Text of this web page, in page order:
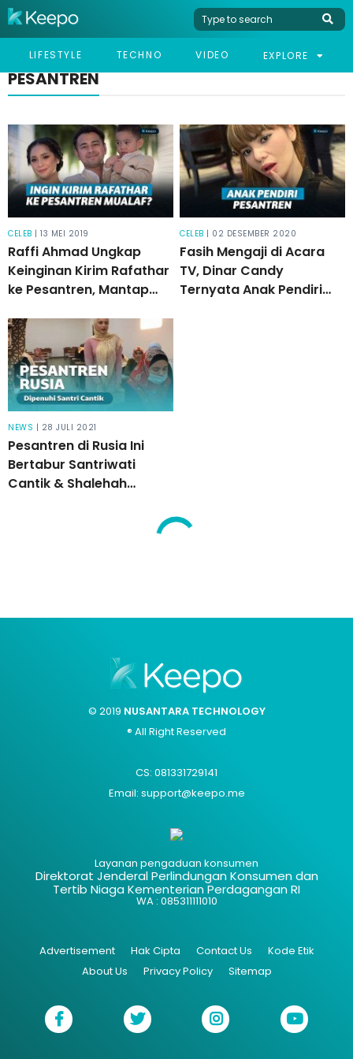
LIFESTYLE TECHNO VIDEO EXPLORE
PESANTREN
CELEB | 13 MEI 2019
Raffi Ahmad Ungkap
Keinginan Kirim Rafathar
ke Pesantren, Mantap
CELEB | 02 DESEMBER 2020
Fasih Mengaji di Acara
TV, Dinar Candy
Ternyata Anak Pendiri
NEWS | 28 JULI 2021
Pesantren di Rusia Ini
Bertabur Santriwati
Cantik & Shalehah
© 2019 NUSANTARA TECHNOLOGY
® All Right Reserved
CS: 081331729141
Email: support@keepo.me
Layanan pengaduan konsumen
Direktorat Jenderal Perlindungan Konsumen dan
Tertib Niaga Kementerian Perdagangan RI
WA : 085311111010
Advertisement Hak Cipta Contact Us
Kode Etik
About Us
Privacy Policy Sitemap